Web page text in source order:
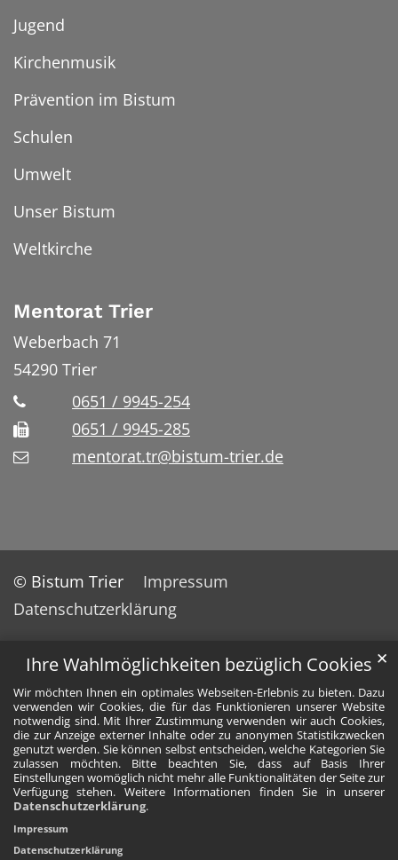
Ihre Wahlmöglichkeiten bezüglich Cookies
Wir möchten Ihnen ein optimales Webseiten-Erlebnis zu bieten. Dazu
verwenden wir Cookies, die für das Funktionieren unserer Website
notwendig sind. Mit Ihrer Zustimmung verwenden wir auch Cookies,
die zur Anzeige externer Inhalte oder zu anonymen Statistikzwecken
genutzt werden. Sie können selbst entscheiden, welche Kategorien Sie
zulassen möchten. Bitte beachten Sie, dass auf Basis Ihrer
Einstellungen womöglich nicht mehr alle Funktionalitäten der Seite zur
Verfügung stehen. Weitere Informationen finden Sie in unserer
Datenschutzerklärung.
✕
Impressum
Datenschutzerklärung
Jugend
Kirchenmusik
Prävention im Bistum
Schulen
Umwelt
Unser Bistum
Weltkirche
Mentorat Trier
Weberbach 71
54290 Trier
0651 / 9945-254
0651 / 9945-285
mentorat.tr@bistum-trier.de
© Bistum Trier
Impressum
Datenschutzerklärung